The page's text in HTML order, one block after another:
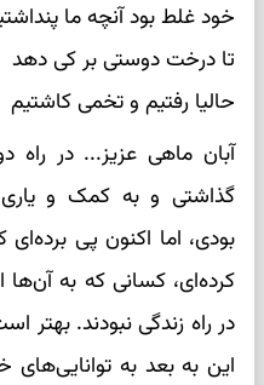
خود غلط بود آنچه ما
تا درخت دوستی بر کی دهد
حالیا رفتیم و تخمی کاشتیم
آبان ماهی عزیز... در
گذاشتی و به کمک و یاری
بودی، اما اکنون پی برده‌ای
کرده‌ای، کسانی که به آن‌ها
در راه زندگی نبودند. بهتر
این به بعد به توانایی‌های